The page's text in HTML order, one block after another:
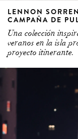
LENNON
CAMPAÑA DE
Una colección
veranos en la isla
proyecto itinerante.